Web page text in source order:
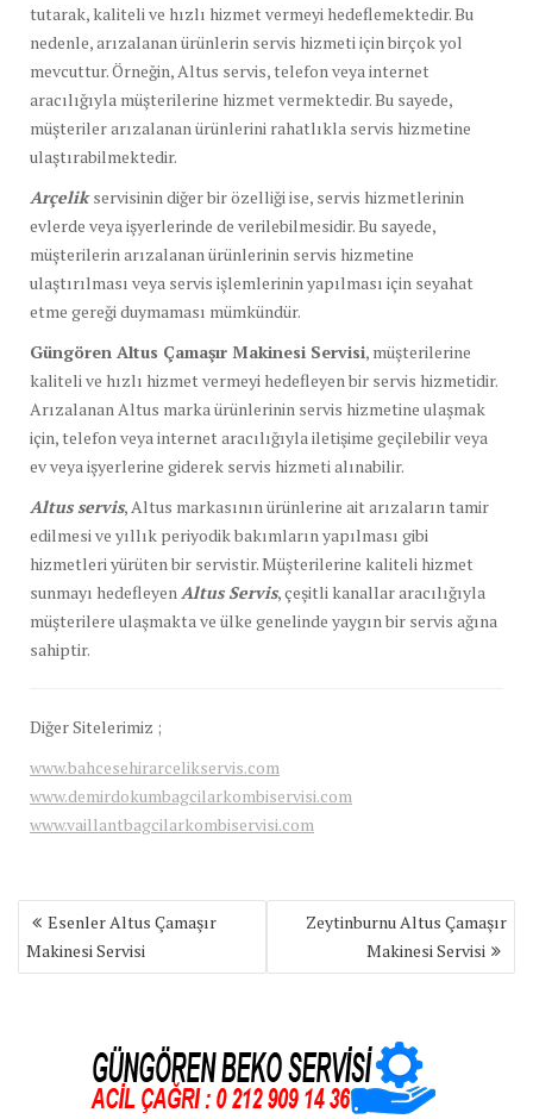
tutarak, kaliteli ve hızlı hizmet vermeyi hedeflemektedir. Bu
nedenle, arızalanan ürünlerin servis hizmeti için birçok yol
mevcuttur. Örneğin, Altus servis, telefon veya internet
aracılığıyla müşterilerine hizmet vermektedir. Bu sayede,
müşteriler arızalanan ürünlerini rahatlıkla servis hizmetine
ulaştırabilmektedir.
Arçelikservisinin diğer bir özelliği ise, servis hizmetlerinin
evlerde veya işyerlerinde de verilebilmesidir. Bu sayede,
müşterilerin arızalanan ürünlerinin servis hizmetine
ulaştırılması veya servis işlemlerinin yapılması için seyahat
etme gereği duymaması mümkündür.
Güngören Altus Çamaşır Makinesi Servisi, müşterilerine
kaliteli ve hızlı hizmet vermeyi hedefleyen bir servis hizmetidir.
Arızalanan Altus marka ürünlerinin servis hizmetine ulaşmak
için, telefon veya internet aracılığıyla iletişime geçilebilir veya
ev veya işyerlerine giderek servis hizmeti alınabilir.
Altus servis, Altus markasının ürünlerine ait arızaların tamir
edilmesi ve yıllık periyodik bakımların yapılması gibi
hizmetleri yürüten bir servistir. Müşterilerine kaliteli hizmet
sunmayı hedefleyen Altus Servis, çeşitli kanallar aracılığıyla
müşterilere ulaşmakta ve ülke genelinde yaygın bir servis ağına
sahiptir.
Diğer Sitelerimiz ;
www.bahcesehirarcelikservis.com
www.demirdokumbagcilarkombiservisi.com
www.vaillantbagcilarkombiservisi.com
Yazı
gezinmesi
Esenler Altus Çamaşır
Makinesi Servisi
Zeytinburnu Altus Çamaşır
Makinesi Servisi